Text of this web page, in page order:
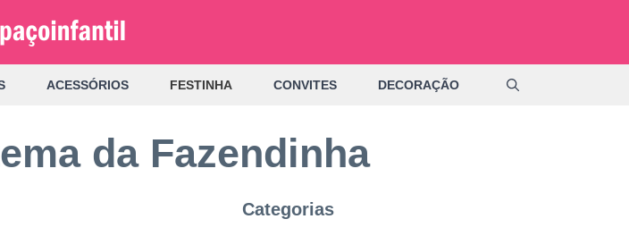
ACESSÓRIOS FESTINHA CONVITES DECORAÇÃO
da Fazendinha
Categorias